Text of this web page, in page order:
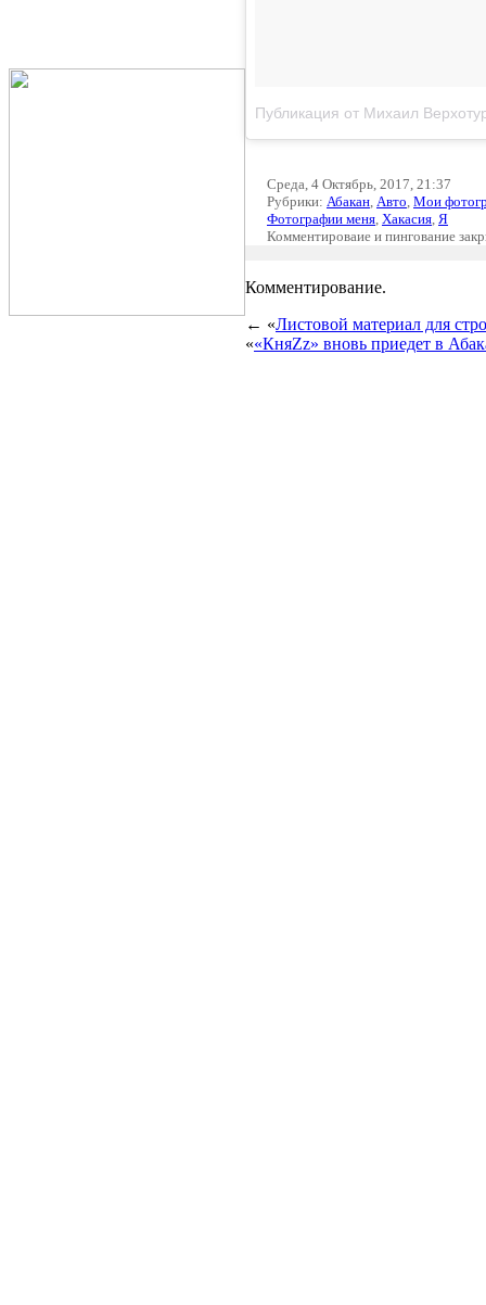
Публикация от Михаил
Среда, 4 Октябрь, 2017, 21:37
Рубрики: Абакан Авто Мои
Фотографии меня Хакасия Я
Комментироваие и пингование
Комментирование.
← «Листовой материал для
««КняZz» вновь приедет в